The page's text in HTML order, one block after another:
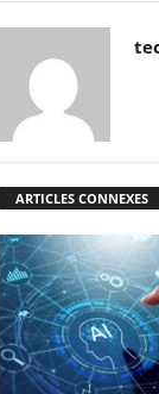
ARTICLES CONNEXES